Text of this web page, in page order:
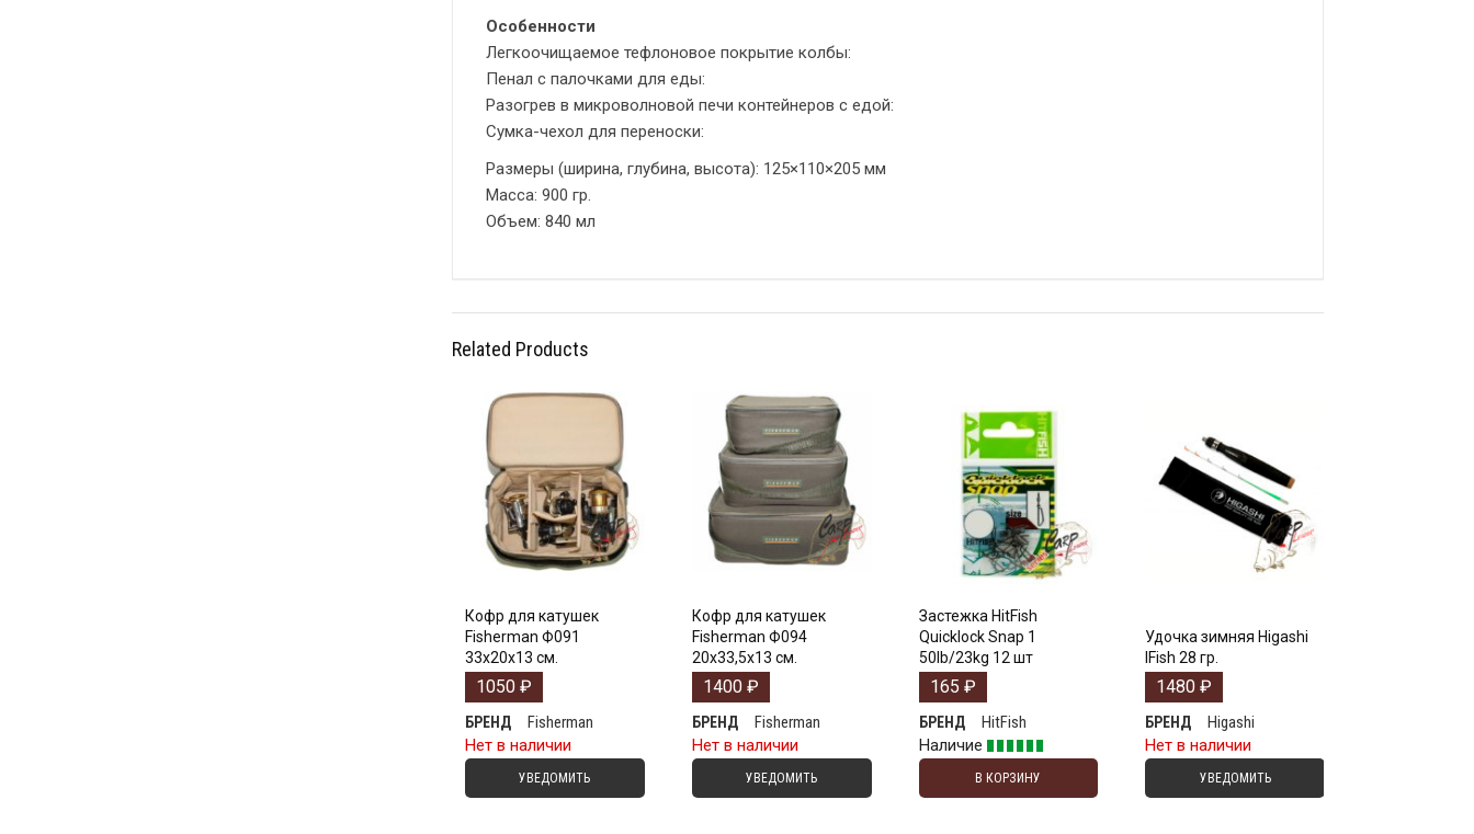
Особенности
Легкоочищаемое тефлоновое покрытие колбы:
Пенал с палочками для еды:
Разогрев в микроволновой печи контейнеров с едой:
Сумка-чехол для переноски:
Размеры (ширина, глубина, высота): 125×110×205 мм
Масса: 900 гр.
Объем: 840 мл
Related Products
Кофр для катушек
Fisherman Ф091
33х20х13 см.
1050 ₽
БРЕНД
Fisherman
Нет в наличии
УВЕДОМИТЬ
Кофр для катушек
Fisherman Ф094
20х33,5х13 см.
1400 ₽
БРЕНД
Fisherman
Нет в наличии
УВЕДОМИТЬ
Застежка HitFish
Quicklock Snap 1
50lb/23kg 12 шт
165 ₽
БРЕНД
HitFish
Наличие
В КОРЗИНУ
Удочка зимняя Higashi
IFish 28 гр.
1480₽
БРЕНД
Higashi
Нет в наличии
УВЕДОМИТЬ